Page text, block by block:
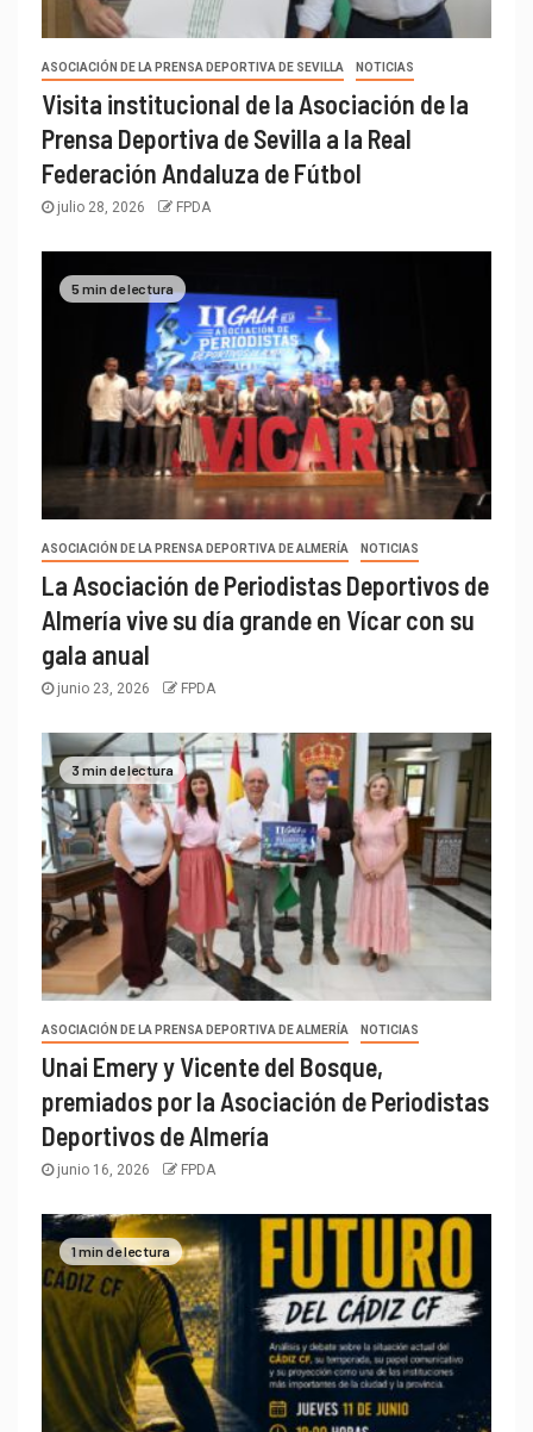
ASOCIACIÓN DE LA PRENSA DEPORTIVA DE SEVILLA NOTICIAS
Visita institucional de la Asociación de la
Prensa Deportiva de Sevilla a la Real
Federación Andaluza de Fútbol
julio 28, 2026 FPDA
5 min de lectura
ASOCIACIÓN DE LA PRENSA DEPORTIVA DE ALMERÍA NOTICIAS
La Asociación de Periodistas Deportivos de
Almería vive su día grande en Vícar con su
gala anual
junio 23, 2026 FPDA
3 min de lectura
ASOCIACIÓN DE LA PRENSA DEPORTIVA DE ALMERÍA NOTICIAS
Unai Emery y Vicente del Bosque,
premiados por la Asociación de Periodistas
Deportivos de Almería
junio 16, 2026 FPDA
1 min de lectura